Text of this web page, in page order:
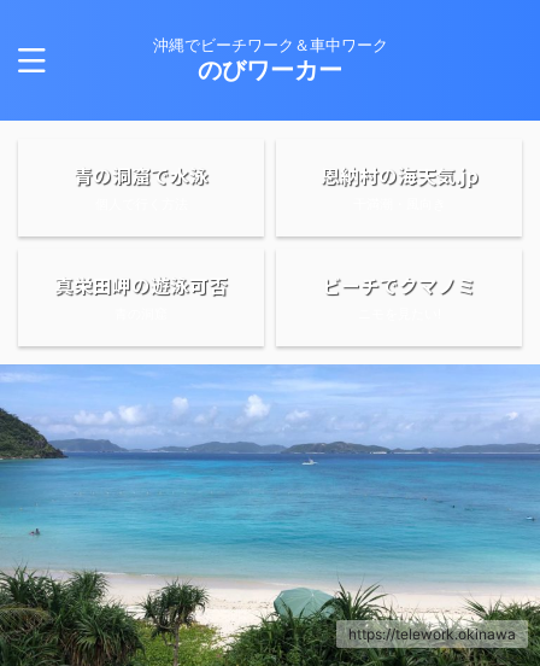
沖縄でビーチワーク＆車中ワーク
のびワーカー
青の洞窟で水泳 恩納村の海天気.jp
真栄田岬の遊泳可否 ビーチでクマノミ
https://telework.okinawa